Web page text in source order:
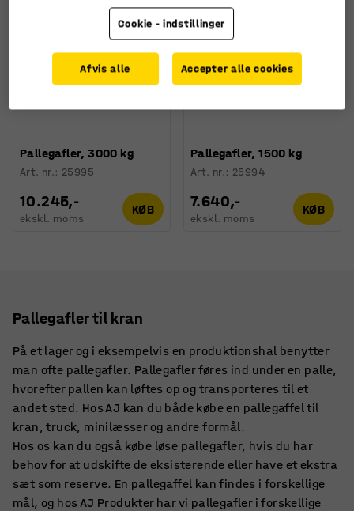
Pallegafler, 3000 kg
Art. nr.: 25995
10.245,-
ekskl. moms
KØB
Pallegafler, 1500 kg
Art. nr.: 25994
7.640,-
ekskl. moms
KØB
Pallegafler til kran
På et lager og i eksempelvis en produktionshal benytter
man ofte pallegafler. Pallegafler føres ind under en palle,
hvorefter pallen kan løftes op og transporteres til et
andet sted. Hos AJ kan du både købe en pallegaffel til
kran, truck, minilæsser og andre formål.
Hos os kan du også købe løse pallegafler, hvis du har
behov for at udskifte de eksisterende eller have et ekstra
sæt som reserve. En pallegaffel kan findes i forskellige
mål, og hos AJ Produkter har vi pallegafler i forskellige
Cookie - indstillinger
Afvis alle Accepter alle cookies